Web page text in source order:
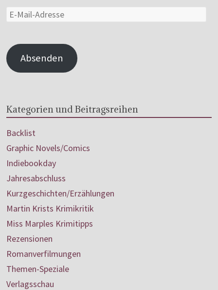
Absenden
Kategorien und Beitragsreihen
Backlist
Graphic Novels/Comics
Indiebookday
Jahresabschluss
Kurzgeschichten/Erzählungen
Martin Krists Krimikritik
Miss Marples Krimitipps
Rezensionen
Romanverfilmungen
Themen-Speziale
Verlagsschau